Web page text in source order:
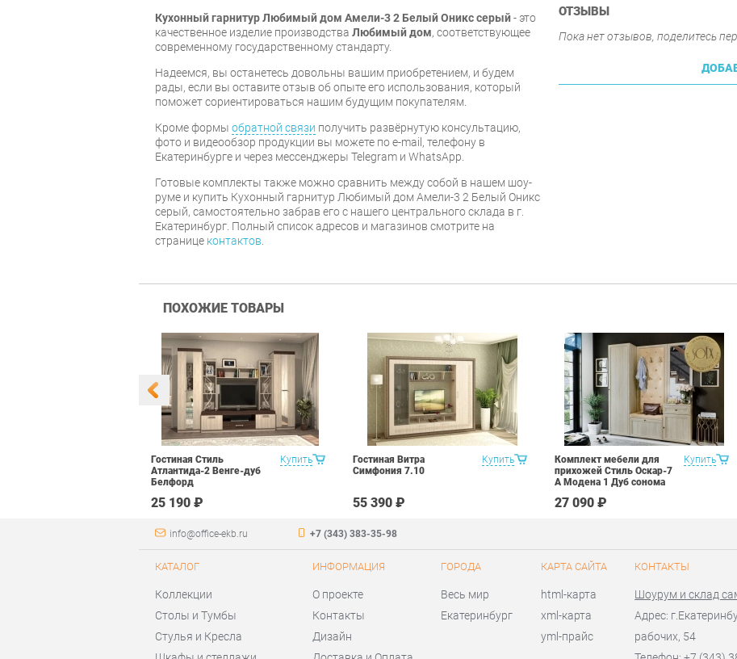
Кухонный гарнитур Любимый дом Амели-3 2 Белый Оникс серый- это
качественное изделие производства Любимый дом, соответствующее
современному государственному стандарту.
Надеемся, вы останетесь довольны вашим приобретением, и будем
рады, если вы оставите отзыв об опыте его использования, который
поможет сориентироваться нашим будущим покупателям.
Кроме формы обратной связи получить развёрнутую консультацию,
фото и видеообзор продукции вы можете по e-mail, телефону в
Екатеринбурге и через мессенджеры Telegram и WhatsApp.
Готовые комплекты также можно сравнить между собой в нашем шоу-
руме и купить Кухонный гарнитур Любимый дом Амели-3 2 Белый Оникс
серый, самостоятельно забрав его с нашего центрального склада в г.
Екатеринбург. Полный список адресов и магазинов смотрите на
странице контактов.
ОТЗЫВЫ
Пока нет отзывов, поделитесь
ПОХОЖИЕ ТОВАРЫ
Купить
Гостиная Стиль
Атлантида-2 Венге-дуб
Белфорд
25 190 ₽
Купить
Гостиная Витра
Симфония 7.10
55 390 ₽
Купить
Комплект мебели для
прихожей Стиль Оскар-7
А Модена 1 Дуб сонома
27 090 ₽
info@office-ekb.ru +7 (343) 383-35-98
КАТАЛОГ
Коллекции
Столы и Тумбы
Стулья и Кресла
ИНФОРМАЦИЯ
О проекте
Контакты
Дизайн
ГОРОДА
Весь мир
Екатеринбург
КАРТА САЙТА
html-карта
xml-карта
yml-прайс
КОНТАКТЫ
Шоурум и склад
Адрес:
рабочих, 54